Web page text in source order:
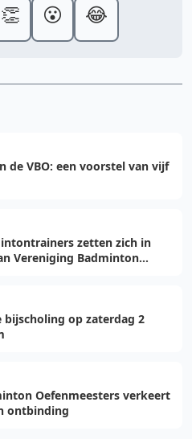
👏 😮 😂
de VBO: een voorstel van vijf
zetten zich in
Vereniging Badminton
bijscholing op zaterdag 2
Oefenmeesters verkeert
ontbinding